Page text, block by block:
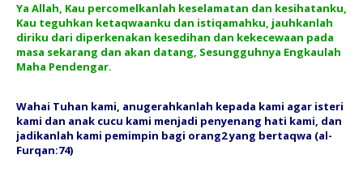
Ya Allah, Kau percomelkanlah keselamatan dan kesihatanku,
Kau teguhkan ketaqwaanku dan istiqamahku, jauhkanlah
diriku dari diperkenakan kesedihan dan kekecewaan pada
masa sekarang dan akan datang, Sesungguhnya Engkaulah
Maha Pendengar.
Wahai Tuhan kami, anugerahkanlah kepada kami agar isteri
kami dan anak cucu kami menjadi penyenang hati kami, dan
jadikanlah kami pemimpin bagi orang2 yang bertaqwa (al-
Furqan:74)